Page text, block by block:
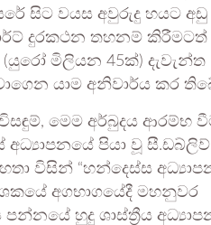
සිට වයස අවුරුදු හයට අඩු
දුරකථන තහනම් කිරීමටත්
මිලියන 45ක්) දැවැන්ත
යාම අනිවාර්ය කර
මෙම අර්බුදය ආරම්භ
පියා වූ
විසින් “හන්දෙස්ස
දශකයේ අගභාගයේදී මහනුවර
හුදු ශාස්ත්‍රීය